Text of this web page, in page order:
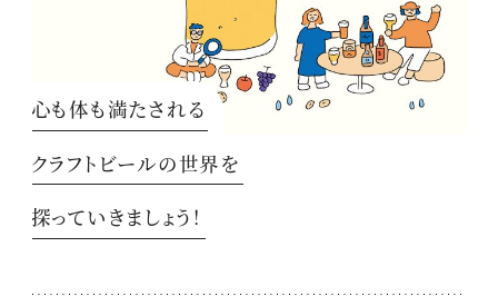
心も体も満たされる
クラフトビールの世界を
探っていきましょう！